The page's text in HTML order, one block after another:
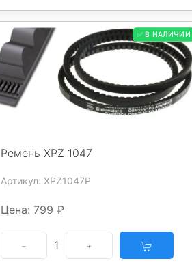
✅ В НАЛИЧИИ
Ремень XPZ 1047
Артикул: XPZ1047P
Цена: 799 ₽
1